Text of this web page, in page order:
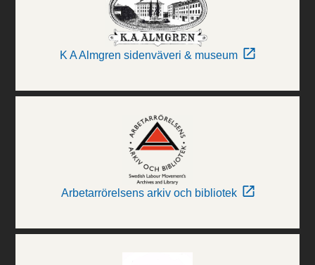
K A Almgren sidenväveri & museum
Arbetarrörelsens arkiv och bibliotek